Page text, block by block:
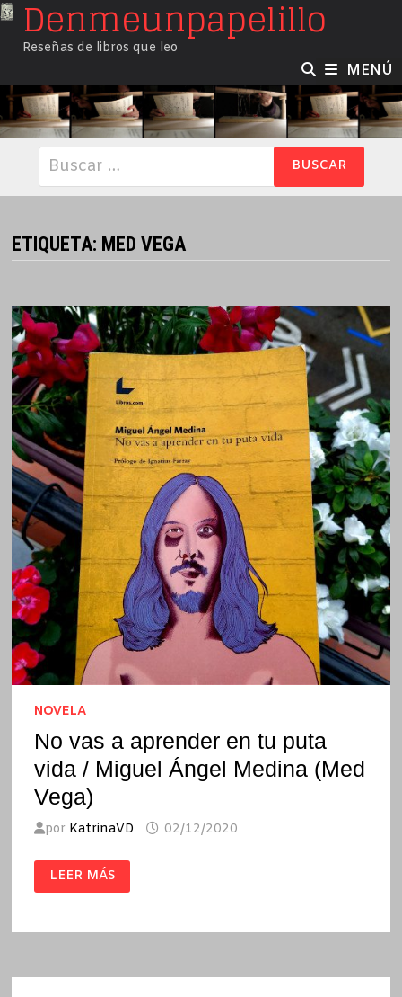
SaltarDenmeunpapelillo
Reseñas de libros que leo
MENÚ
Buscar:
ETIQUETA: MED VEGA
NOVELA
No vas a aprender en tu puta
vida / Miguel Ángel Medina (Med
Vega)
por KatrinaVD 02/12/2020
NO
VAS
A
TU
MIGUEL
LEER MÁS